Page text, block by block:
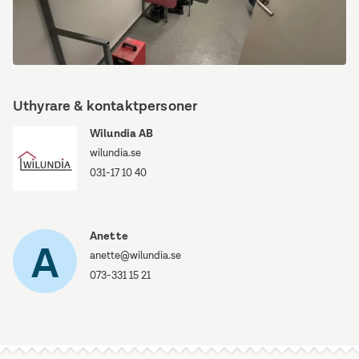
toalett-
1000x750.webp
Uthyrare & kontaktpersoner
Wilundia AB
wilundia.se
031-17 10 40
A Anette
anette@wilundia.se
073-331 15 21